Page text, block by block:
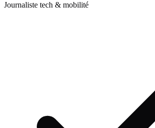
Journaliste tech & mobilité